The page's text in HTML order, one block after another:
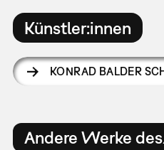
Künstler:innen
KONRAD BALDER
Andere Werke